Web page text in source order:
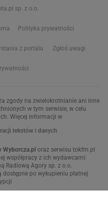
sp. z o.o.
Polityka prywatności
z portalu Zgłoś uwagi
zgody na zwielokrotnianie ani inne
w tym serwisie, w celu
Więcej informacji w
tekstów i danych
oraz serwisu tokfm.pl
współpracy z ich wydawcami:
Radiową Agory sp. z o.o.
po wykupieniu płatnej